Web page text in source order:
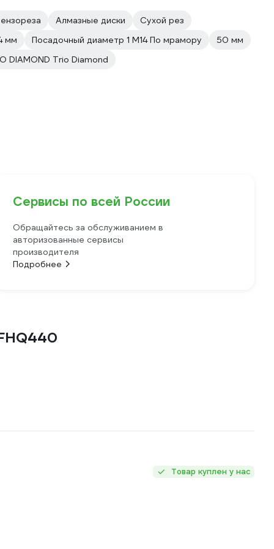
Алмазные диски
Сухой рез
мм
Посадочный диаметр 1 М14 По мрамору
50 мм
DIAMOND Trio Diamond
Сервисы по всей России
Обращайтесь за обслуживанием в
авторизованные сервисы
производителя
Подробнее
Товар куплен у нас